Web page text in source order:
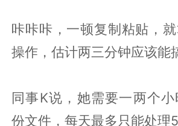
咔咔咔，一顿复制粘贴，
操作，估计两三分钟应该能
同事K说，她需要一两个
份文件，每天最多只能处理5